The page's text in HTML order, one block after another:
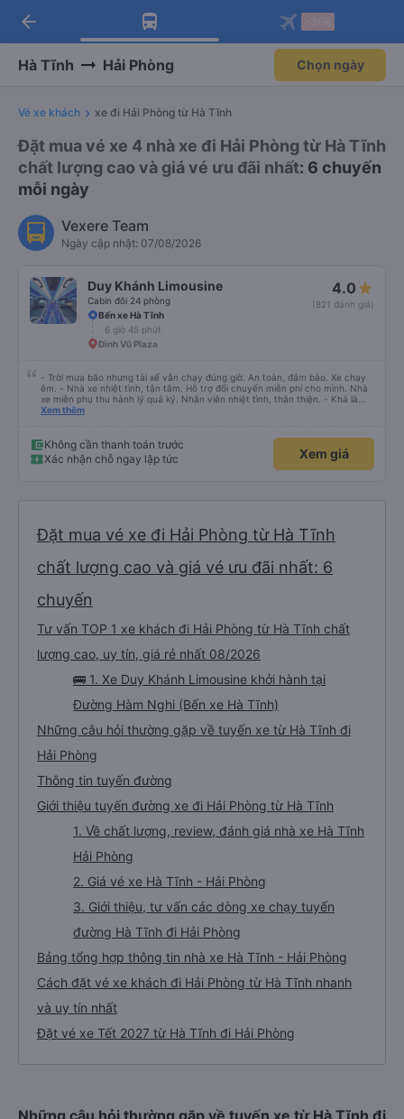
Tải app Vexere ngay!
Nhận ưu đãi thành viên độc
Mở app
Tải app Vexere
-30k/ghế khi đặt vé máy bay qua
Mở app
arrow_back
Hà Tĩnh Hải Phòng Chọn ngày
Vé xe khách xe đi Hải Phòng từ Hà Tĩnh
Đặt mua vé xe 4 nhà xe đi Hải Phòng từ Hà Tĩnh
chất lượng cao và giá vé ưu đãi nhất: 6 chuyến
mỗi ngày
Vexere Team
Ngày cập nhật: 07/08/2026
Duy Khánh Limousine
Cabin đôi 24 phòng
4.0
(821 đánh giá)
Bến xe Hà Tĩnh
6 giờ 45 phút
Đình Vũ Plaza
- Trời mưa bão nhưng tài xế vẫn chạy đúng giờ. An toàn, đảm bảo. Xe chạy
êm. - Nhà xe nhiệt tình, tận tâm. Hỗ trợ đổi chuyến miễn phí cho mình. Nhà
xe miễn phụ thu hành lý quá ký. Nhân viên nhiệt tình, thân thiện. - Khá là
thích tài xế. Lái xe an toàn. Chu đáo, thân thiện, nhiệt tình. - Xe ngồi thoải
Xem thêm
Không cần thanh toán trước
Xác nhận chỗ ngay lập tức
Xem giá
Đặt mua vé xe đi Hải Phòng từ Hà Tĩnh
chất lượng cao và giá vé ưu đãi nhất: 6
chuyến
Tư vấn TOP 1 xe khách đi Hải Phòng từ Hà Tĩnh chất
lượng cao, uy tín, giá rẻ nhất 08/2026
🚌 1. Xe Duy Khánh Limousine khởi hành tại
Đường Hàm Nghi (Bến xe Hà Tĩnh)
Những câu hỏi thường gặp về tuyến xe từ Hà Tĩnh đi
Hải Phòng
Thông tin tuyến đường
Giới thiệu tuyến đường xe đi Hải Phòng từ Hà Tĩnh
1. Về chất lượng, review, đánh giá nhà xe Hà Tĩnh
Hải Phòng
2. Giá vé xe Hà Tĩnh - Hải Phòng
3. Giới thiệu, tư vấn các dòng xe chạy tuyến
đường Hà Tĩnh đi Hải Phòng
Bảng tổng hợp thông tin nhà xe Hà Tĩnh - Hải Phòng
Cách đặt vé xe khách đi Hải Phòng từ Hà Tĩnh nhanh
và uy tín nhất
Đặt vé xe Tết 2027 từ Hà Tĩnh đi Hải Phòng
Những câu hỏi thường gặp về tuyến xe từ Hà Tĩnh đi